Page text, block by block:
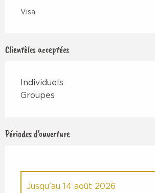
Visa
Clientèles acceptées
Individuels
Groupes
Périodes d'ouverture
Jusqu'au 14 août 2026